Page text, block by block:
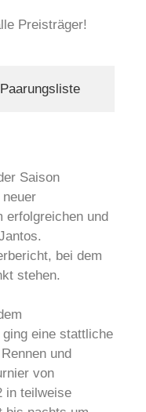
Preisträger!
Paarungsliste
Saison
erfolgreichen und
bei dem
stehen.
eine stattliche
und
von
in teilweise